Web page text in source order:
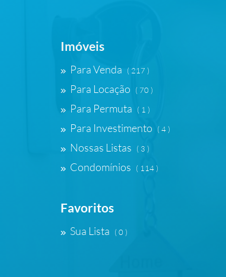
Imóveis
Para Venda ( 217 )
Para Locação ( 70 )
Para Permuta ( 1 )
Para Investimento ( 4 )
Nossas Listas ( 3 )
Condomínios ( 114 )
Favoritos
Sua Lista ( 0 )